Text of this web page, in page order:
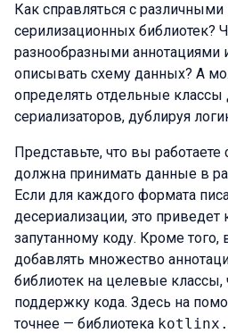
Как справляться с
серилизационных библиотек?
разнообразными аннотациями
описывать схему данных? А
определять отдельные классы
сериализаторов, дублируя
Представьте, что вы
должна принимать данные в
Если для каждого формата
десериализации, это
запутанному коду. Кроме того,
добавлять множество
библиотек на целевые классы,
поддержку кода. Здесь на
точнее — библиотека